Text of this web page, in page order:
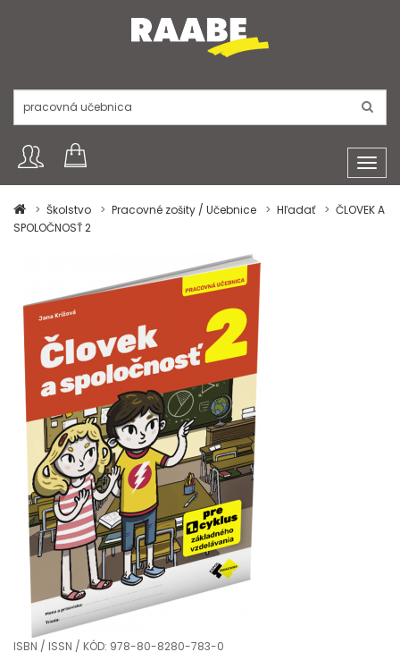
Školstvo
Pracovné zošity / Učebnice Hľadať
ČLOVEK A
SPOLOČNOSŤ 2
ISBN / ISSN / KÓD: 978-80-8280-783-0